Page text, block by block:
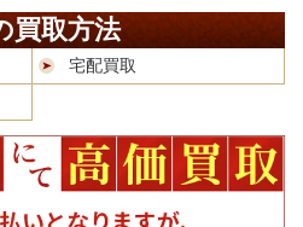
買取方法
宅配買取